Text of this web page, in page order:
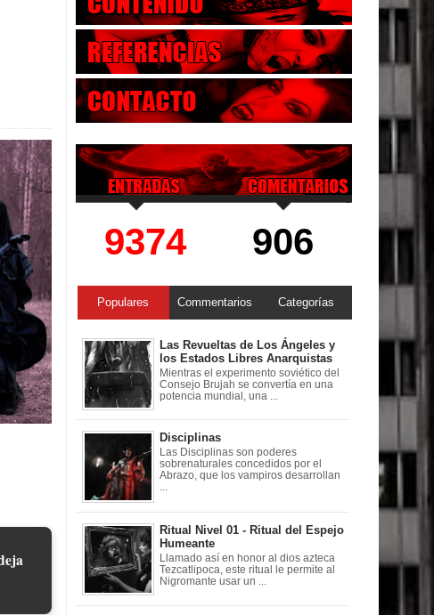
9374 906
Populares Commentarios Categorías
Las Revueltas de Los Ángeles y
los Estados Libres Anarquistas
Mientras el experimento soviético del
Consejo Brujah se convertía en una
potencia mundial, una ...
Disciplinas
Las Disciplinas son poderes
sobrenaturales concedidos por el
Abrazo, que los vampiros desarrollan
Ritual Nivel 01 - Ritual del Espejo
Humeante
Llamado así en honor al dios azteca
Tezcatlipoca, este ritual le permite al
Nigromante usar un ...